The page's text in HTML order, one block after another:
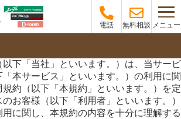
電話 無料相談 メニュー
下「当社」といいます。）は、当サービ
本サービス」といいます。）の利用に関
規約（以下「本規約」といいます。）を定
お客様（以下「利用者」といいます。）
に関し、本規約の内容を十分に理解する